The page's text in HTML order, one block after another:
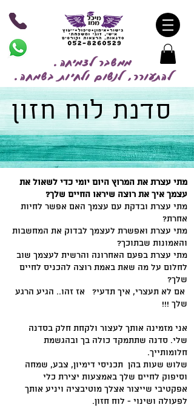
ממשבר לצמיחה.
להתעורר, לנשום ולחיות בשמחה.
סדנת לוח חזון
מתי עצרת את המרוץ היום יומי כדי לשאול את
עצמך איך את רוצה שיראו החיים שלך?
מתי עצרת ובדקת עם עצמך האם אפשר לחיות
אחרת?
מתי עצרת ואפשרת לעצמך לבדוק את המחשבות
והאמונות שבתוכך?
מתי עצרת בפעם האחרונה והרשית לעצמך שוב
לחלום על מה שאת באמת רוצה להכניס לחיים
שלך?
אם לא תעצרי, איך תדעי? אז זהו.. הגיע הרגע
שלך !!!
אני מזמינה אותך לעצור ולקחת חלק בסדנה
שלי. סדנה שתתמקד כולה בך ובהגשמת
חלומותייך.
שלוש שעות בהן תכניסי דימיון, צבע, שמחה
וסיפוק לחיים שלך באמצעות יצירת כלי
אפקטיבי שייצור אצלך מוטיבציה ויניע אותך
לפעולה ושינוי - לוח חזון.